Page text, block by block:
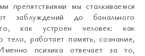
препятствиями мы сталкиваемся
заблуждений до банального
как устроен человек: как
тело, работает память, сознание,
психика отвечает за то,